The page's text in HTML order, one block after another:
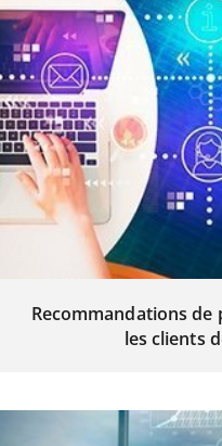
Recommandations
les clients